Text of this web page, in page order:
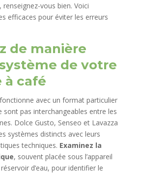
vous bien. Voici
efficaces pour éviter les erreurs
de manière
de votre
à café
avec un format particulier
sont pas interchangeables entre les
Dolce Gusto, Senseo et Lavazza
systèmes distincts avec leurs
techniques. Examinez la
, souvent placée sous l’appareil
d’eau, pour identifier le